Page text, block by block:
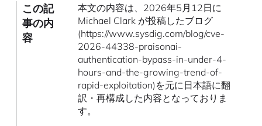
この記
事の内
容
本文の内容は、2026年5月12日に
Michael Clark が投稿したブログ
(https://www.sysdig.com/blog/cve-
2026-44338-praisonai-
authentication-bypass-in-under-4-
hours-and-the-growing-trend-of-
rapid-exploitation)を元に日本語に翻
訳・再構成した内容となっておりま
す。